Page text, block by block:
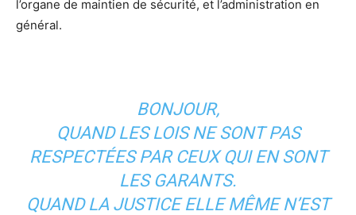
l’organe de maintien de sécurité, et l’administration en
général.
BONJOUR,
QUAND LES LOIS NE SONT PAS
RESPECTÉES PAR CEUX QUI EN SONT
LES GARANTS.
QUAND LA JUSTICE ELLE MÊME N’EST